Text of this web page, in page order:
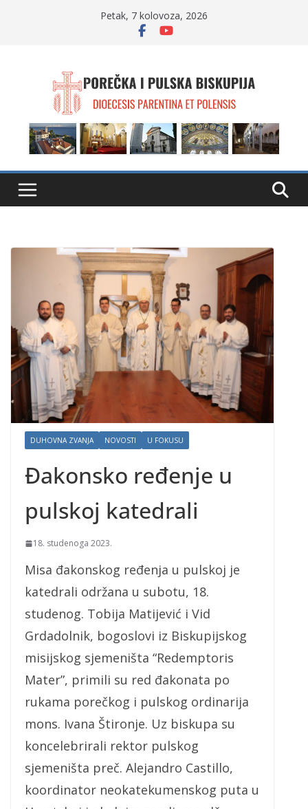
Petak, 7 kolovoza, 2026
DUHOVNA ZVANJA NOVOSTI U FOKUSU
Đakonsko ređenje u
pulskoj katedrali
18. studenoga 2023.
Misa đakonskog ređenja u pulskoj je
katedrali održana u subotu, 18.
studenog. Tobija Matijević i Vid
Grdadolnik, bogoslovi iz Biskupijskog
misijskog sjemeništa “Redemptoris
Mater”, primili su red đakonata po
rukama porečkog i pulskog ordinarija
mons. Ivana Štironje. Uz biskupa su
koncelebrirali rektor pulskog
sjemeništa preč. Alejandro Castillo,
koordinator neokatekumenskog puta u